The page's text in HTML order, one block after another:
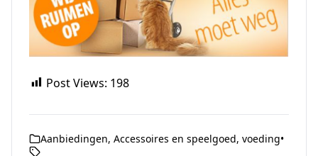
Post Views: 198
Aanbiedingen, Accessoires en speelgoed, voeding•